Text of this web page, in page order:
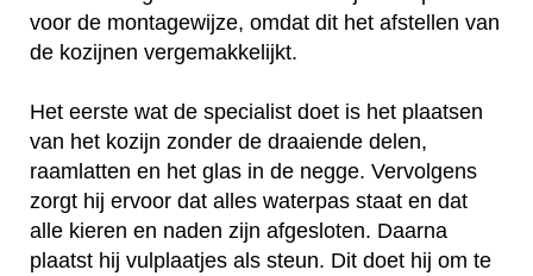
voor de montagewijze, omdat dit het afstellen van
de kozijnen vergemakkelijkt.
Het eerste wat de specialist doet is het plaatsen
van het kozijn zonder de draaiende delen,
raamlatten en het glas in de negge. Vervolgens
zorgt hij ervoor dat alles waterpas staat en dat
alle kieren en naden zijn afgesloten. Daarna
plaatst hij vulplaatjes als steun. Dit doet hij om te